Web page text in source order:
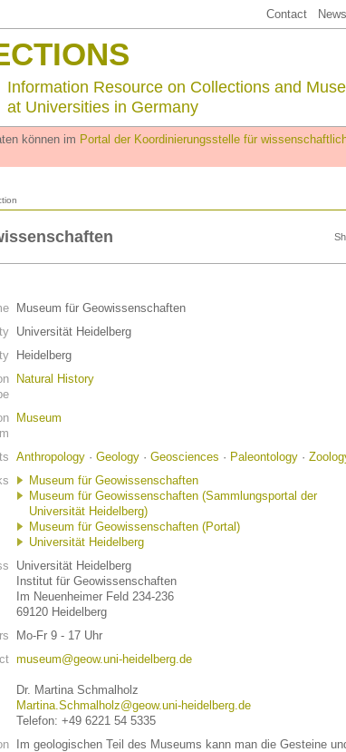
Contact
Information Resource on Collections and
at Universities in Germany
können im Portal der Koordinierungsstelle für
Museum für Geowissenschaften
Universität Heidelberg
Heidelberg
Natural History
Museum
Anthropology · Geology · Geosciences · Paleontology ·
Museum für Geowissenschaften
Museum für Geowissenschaften (Sammlungsportal der
Universität Heidelberg)
Museum für Geowissenschaften (Portal)
Universität Heidelberg
Universität Heidelberg
Institut für Geowissenschaften
Im Neuenheimer Feld 234-236
69120 Heidelberg
Mo-Fr 9 - 17 Uhr
museum@geow.uni-heidelberg.de
Dr. Martina Schmalholz
Martina.Schmalholz@geow.uni-heidelberg.de
Telefon: +49 6221 54 5335
Im geologischen Teil des Museums kann man die Gesteine